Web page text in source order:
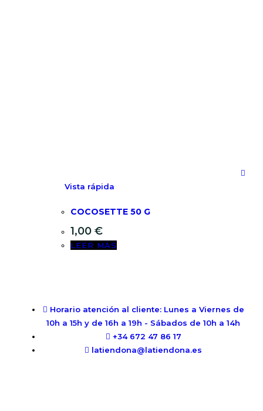
Vista rápida
COCOSETTE 50 G
1,00 €
LEER MÁS
Horario atención al cliente: Lunes a Viernes de
10h a 15h y de 16h a 19h - Sábados de 10h a 14h
+34 672 47 86 17
latiendona@latiendona.es